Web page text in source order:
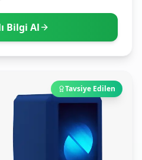
Bilgi Al
Tavsiye Edilen